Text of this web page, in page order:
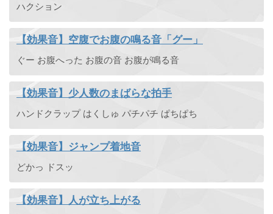
ハクション
【効果音】空腹でお腹の鳴る音「グー」
ぐー お腹へった お腹の音 お腹が鳴る音
【効果音】少人数のまばらな拍手
ハンドクラップ はくしゅ パチパチ ぱちぱち
【効果音】ジャンプ着地音
どかっ ドスッ
【効果音】人が立ち上がる